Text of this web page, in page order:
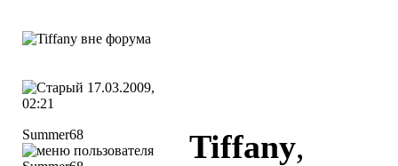
17.03.2009,
02:21
Summer68 Tiffany,